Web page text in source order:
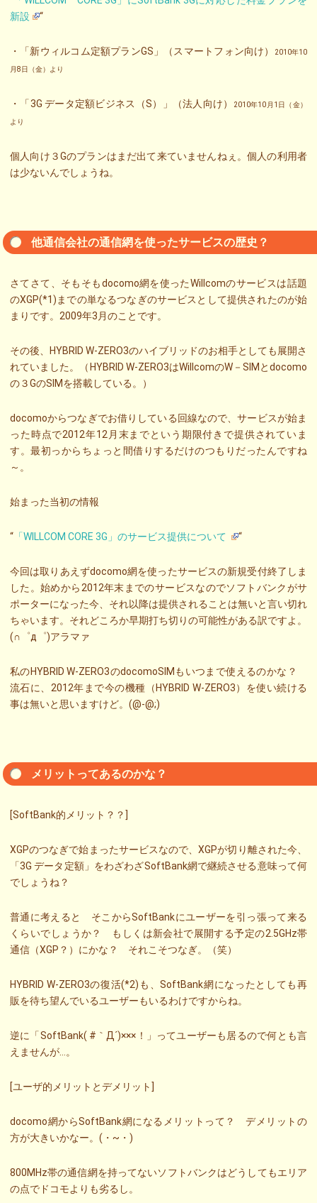
新設
“
・「新ウィルコム定額プランGS」（スマートフォン向け） 2010年10
月8日（金）より
・「3G データ定額ビジネス（S）」（法人向け） 2010年10月1日（金）
より
個人向け３Gのプランはまだ出て来ていませんねぇ。個人の利用者
は少ないんでしょうね。
他通信会社の通信網を使ったサービスの歴史？
さてさて、そもそもdocomo網を使ったWillcomのサービスは話題
のXGP(*1)までの単なるつなぎのサービスとして提供されたのが始
まりです。2009年3月のことです。
その後、HYBRID W-ZERO3のハイブリッドのお相手としても展開さ
れていました。（HYBRID W-ZERO3はWillcomのW－SIMとdocomo
の３GのSIMを搭載している。）
docomoからつなぎでお借りしている回線なので、サービスが始ま
った時点で2012年12月末までという期限付きで提供されていま
す。最初っからちょっと間借りするだけのつもりだったんですね
～。
始まった当初の情報
“ 「WILLCOM CORE 3G」のサービス提供について “
今回は取りあえずdocomo網を使ったサービスの新規受付終了しま
した。始めから2012年末までのサービスなのでソフトバンクがサ
ポーターになった今、それ以降は提供されることは無いと言い切れ
ちゃいます。それどころか早期打ち切りの可能性がある訳ですよ。
(∩゜д゜)アラマァ
私のHYBRID W-ZERO3のdocomoSIMもいつまで使えるのかな？
流石に、2012年まで今の機種（HYBRID W-ZERO3）を使い続ける
事は無いと思いますけど。(@-@;)
メリットってあるのかな？
[SoftBank的メリット？？]
XGPのつなぎで始まったサービスなので、XGPが切り離された今、
「3G データ定額」をわざわざSoftBank網で継続させる意味って何
でしょうね？
普通に考えると そこからSoftBankにユーザーを引っ張って来る
くらいでしょうか？ もしくは新会社で展開する予定の2.5GHz帯
通信（XGP？）にかな？ それこそつなぎ。（笑）
HYBRID W-ZERO3の復活(*2)も、SoftBank網になったとしても再
販を待ち望んでいるユーザーもいるわけですからね。
逆に「SoftBank( #｀Д´)×××！」ってユーザーも居るので何とも言
えませんが…。
[ユーザ的メリットとデメリット]
docomo網からSoftBank網になるメリットって？ デメリットの
方が大きいかなー。(・~・)
800MHz帯の通信網を持ってないソフトバンクはどうしてもエリア
の点でドコモよりも劣るし。